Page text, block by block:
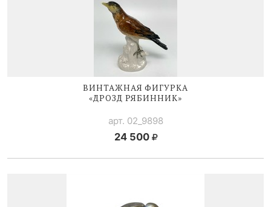
ВИНТАЖНАЯ ФИГУРКА
«ДРОЗД РЯБИННИК»
арт. 02_9898
24 500